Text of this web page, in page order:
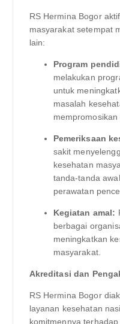
RS Hermina Bogor
masyarakat setempat
lain:
Program
melakukan
untuk
masalah
Pemeriksaan
sakit
kesehatan
tanda-tanda
perawatan
Kegiatan amal:
berbagai
meningkatkan
masyarakat.
Akreditasi dan
RS Hermina Bogor
layanan kesehatan
komitmennya